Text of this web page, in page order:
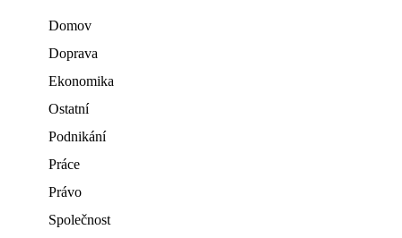
Domov
Doprava
Ekonomika
Ostatní
Podnikání
Práce
Právo
Společnost